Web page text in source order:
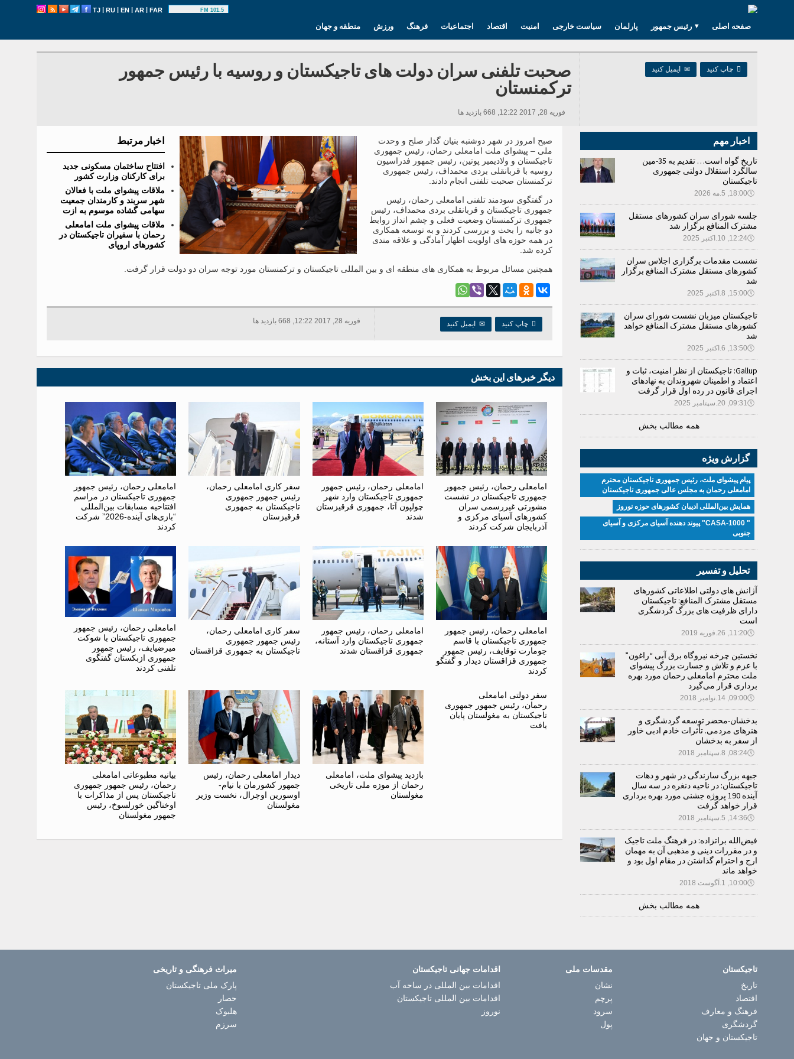
TJ | RU | EN | AR | FAR 101.5 FM
منطقه و جهان ورزش فرهنگ اجتماعیات اقتصاد امنیت سیاست خارجی پارلمان رئیس جمهور صفحه اصلی
 چاپ کنید ✉ ایمیل کنید صحبت تلفنی سران دولت های تاجیکستان و روسیه با رئیس جمهور
ترکمنستان
فوریه 28, 2017 12:22, 668 بازدید ها
اخبار مرتبط
افتتاح ساختمان مسکونی جدید
برای کارکنان وزارت کشور
ملاقات پیشوای ملت با فعالان
شهر سربند و کارمندان جمعیت
سهامی گشاده موسوم به ازت
ملاقات پیشوای ملت امامعلی
رحمان با سفیران تاجیکستان در
کشورهای اروپای
صبح امروز در شهر دوشنبه بنیان گذار صلح و وحدت
ملی – پیشوای ملت امامعلی رحمان، رئیس جمهوری
تاجیکستان و ولادیمیر پوتین، رئیس جمهور فدراسیون
روسیه با قربانقلی بردی محمداف، رئیس جمهوری
ترکمنستان صحبت تلفنی انجام دادند.
در گفتگوی سودمند تلفنی امامعلی رحمان، رئیس
جمهوری تاجیکستان و قربانقلی بردی محمداف، رئیس
جمهوری ترکمنستان وضعیت فعلی و چشم انداز روابط
دو جانبه را بحث و بررسی کردند و به توسعه همکاری
در همه حوزه های اولویت اظهار آمادگی و علاقه مندی
کرده شد.
همچنین مسائل مربوط به همکاری های منطقه ای و بین المللی تاجیکستان و ترکمنستان مورد توجه سران دو دولت قرار گرفت.
 چاپ کنید ✉ ایمیل کنید فوریه 28, 2017 12:22, 668 بازدید ها
دیگر خبرهای این بخش
امامعلی رحمان، رئیس جمهور
جمهوری تاجیکستان در نشست
مشورتی غیررسمی سران
کشورهای آسیای مرکزی و
آذربایجان شرکت کردند
امامعلی رحمان، رئیس جمهور
جمهوری تاجیکستان وارد شهر
چولپون آتا، جمهوری قرقیزستان
شدند
سفر کاری امامعلی رحمان،
رئیس جمهور جمهوری
تاجیکستان به جمهوری
قرقیزستان
امامعلی رحمان، رئیس جمهور
جمهوری تاجیکستان در مراسم
افتتاحیه مسابقات بین‌المللی
“بازی‌های آینده-2026” شرکت
کردند
امامعلی رحمان، رئیس جمهور
جمهوری تاجیکستان با قاسم
جومارت توقایف، رئیس جمهور
جمهوری قزاقستان دیدار و گفتگو
کردند
امامعلی رحمان، رئیس جمهور
جمهوری تاجیکستان وارد آستانه،
جمهوری قزاقستان شدند
سفر کاری امامعلی رحمان،
رئیس جمهور جمهوری
تاجیکستان به جمهوری قزاقستان
امامعلی رحمان، رئیس جمهور
جمهوری تاجیکستان با شوکت
میرضیایف، رئیس جمهور
جمهوری ازبکستان گفتگوی
تلفنی کردند
سفر دولتی امامعلی
رحمان، رئیس جمهور جمهوری
تاجیکستان به مغولستان پایان
یافت
بازدید پیشوای ملت، امامعلی
رحمان از موزه ملی تاریخی
مغولستان
دیدار امامعلی رحمان، رئیس
جمهور کشورمان با نیام-
اوسورین اوچرال، نخست وزیر
مغولستان
بیانیه مطبوعاتی امامعلی
رحمان، رئیس جمهور جمهوری
تاجیکستان پس از مذاکرات با
اوخناگین خورلسوخ، رئیس
جمهور مغولستان
اخبار مهم
تاریخ گواه است… تقدیم به 35-مین
سالگرد استقلال دولتی جمهوری
تاجیکستان
🕔18:00, 5.مه 2026
جلسه شورای سران کشورهای مستقل
مشترک المنافع برگزار شد
🕔12:24, 10.اکتبر 2025
نشست مقدمات برگزاری اجلاس سران
کشورهای مستقل مشترک المنافع برگزار
شد
🕔15:00, 8.اکتبر 2025
تاجیکستان میزبان نشست شورای سران
کشورهای مستقل مشترک المنافع خواهد
شد
🕔13:50, 6.اکتبر 2025
Gallup: تاجیکستان از نظر امنیت، ثبات و
اعتماد و اطمینان شهروندان به نهادهای
اجرای قانون در رده اول قرار گرفت
🕔09:31, 20.سپتامبر 2025
همه مطالب بخش
گزارش ویژه
پیام پیشوای ملت، رئیس جمهوری تاجیکستان محترم
امامعلی رحمان به مجلس عالی جمهوری تاجیکستان
همایش بین‌المللی ادیبان کشور‌های حوزه نوروز
" CASA-1000" پیوند دهنده آسیای مرکزی و آسیای
جنوبی
تحلیل و تفسیر
آژانش های دولتی اطلاعاتی کشورهای
مستقل مشترک المنافع: تاجیکستان
دارای ظرفیت های بزرگ گردشگری
است
🕔11:20, 26.فوریه 2019
نخستین چرخه نیروگاه برق آبی “راغون”
با عزم و تلاش و جسارت بزرگ پیشوای
ملت محترم امامعلی رحمان مورد بهره
برداری قرار می‌گیرد
🕔09:00, 14.نوامبر 2018
بدخشان-محضر توسعه گردشگری و
هنرهای مردمی. تأثرات خادم ادبی خاور
از سفر به بدخشان
🕔08:24, 8.سپتامبر 2018
جبهه بزرگ سازندگی در شهر و دهات
تاجیکستان: در ناحیه دنغره در سه سال
آینده 190 پروژه جشنی مورد بهره برداری
قرار خواهد گرفت
🕔14:36, 5.سپتامبر 2018
فیض‌الله براتزاده: در فرهنگ ملت تاجیک
و در مقررات دینی و مذهبی آن به مهمان
ارج و احترام گذاشتن در مقام اول بود و
خواهد ماند
🕔10:00, 1.آگوست 2018
همه مطالب بخش
تاجیکستان
تاریخ
اقتصاد
فرهنگ و معارف
گردشگری
تاجیکستان و جهان
مقدسات ملی
نشان
پرچم
سرود
پول
اقدامات جهانی تاجیکستان
اقدامات بین المللی در ساحه آب
اقدامات بین المللی تاجیکستان
نوروز
میراث فرهنگی و تاریخی
پارک ملی تاجیکستان
حصار
هلبوک
سرزم